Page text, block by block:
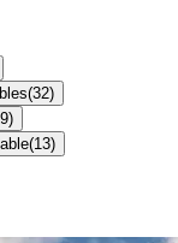
(32)
)
(13)